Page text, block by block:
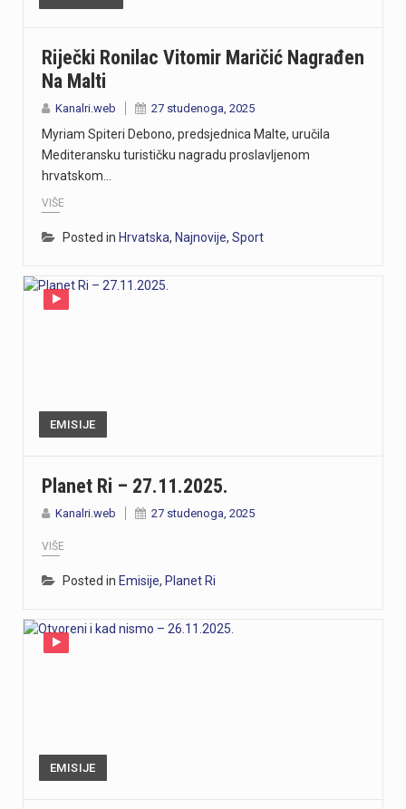
Riječki Ronilac Vitomir Maričić Nagrađen
Na Malti
Kanalri.web 27 studenoga, 2025
Myriam Spiteri Debono, predsjednica Malte, uručila
Mediteransku turističku nagradu proslavljenom
hrvatskom…
VIŠE
Posted in Hrvatska, Najnovije, Sport
EMISIJE
Planet Ri – 27.11.2025.
Kanalri.web 27 studenoga, 2025
VIŠE
Posted in Emisije, Planet Ri
EMISIJE